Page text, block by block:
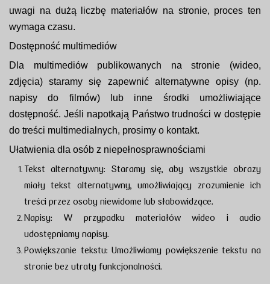
uwagi na dużą liczbę materiałów na stronie, proces ten
wymaga czasu.
Dostępność multimediów
Dla multimediów publikowanych na stronie (wideo,
zdjęcia) staramy się zapewnić alternatywne opisy (np.
napisy do filmów) lub inne środki umożliwiające
dostępność. Jeśli napotkają Państwo trudności w dostępie
do treści multimedialnych, prosimy o kontakt.
Ułatwienia dla osób z niepełnosprawnościami
Tekst alternatywny: Staramy się, aby wszystkie obrazy
miały tekst alternatywny, umożliwiający zrozumienie ich
treści przez osoby niewidome lub słabowidzące.
Napisy: W przypadku materiałów wideo i audio
udostępniamy napisy.
Powiększanie tekstu: Umożliwiamy powiększenie tekstu na
stronie bez utraty funkcjonalności.